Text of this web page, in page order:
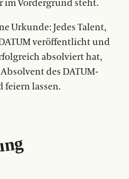
im Vordergrund steht.
Urkunde: Jedes Talent,
veröffentlicht und
absolviert hat,
des DATUM-
feiern lassen.